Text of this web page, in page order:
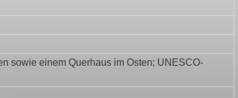
sowie einem Querhaus im Osten; UNESCO-